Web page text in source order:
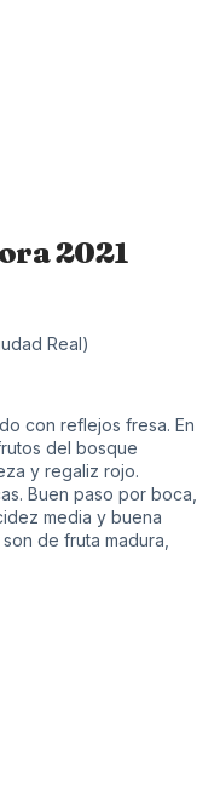
2021
Real)
con reflejos fresa. En
del bosque
y regaliz rojo.
Buen paso por boca,
media y buena
de fruta madura,